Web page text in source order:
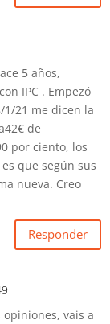
5 años,
IPC . Empezó
1/21 me dicen la
de
por ciento, los
que según sus
nueva. Creo
Responder
vais a